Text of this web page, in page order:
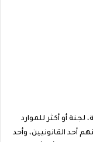
أو أكثر للموارد
أحد القانونيين، وأحد